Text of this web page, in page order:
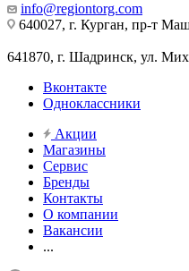
info@regiontorg.com
640027, г. Курган, пр-т
641870, г. Шадринск, ул.
Вконтакте
Одноклассники
Акции
Магазины
Сервис
Бренды
Контакты
О компании
Вакансии
...